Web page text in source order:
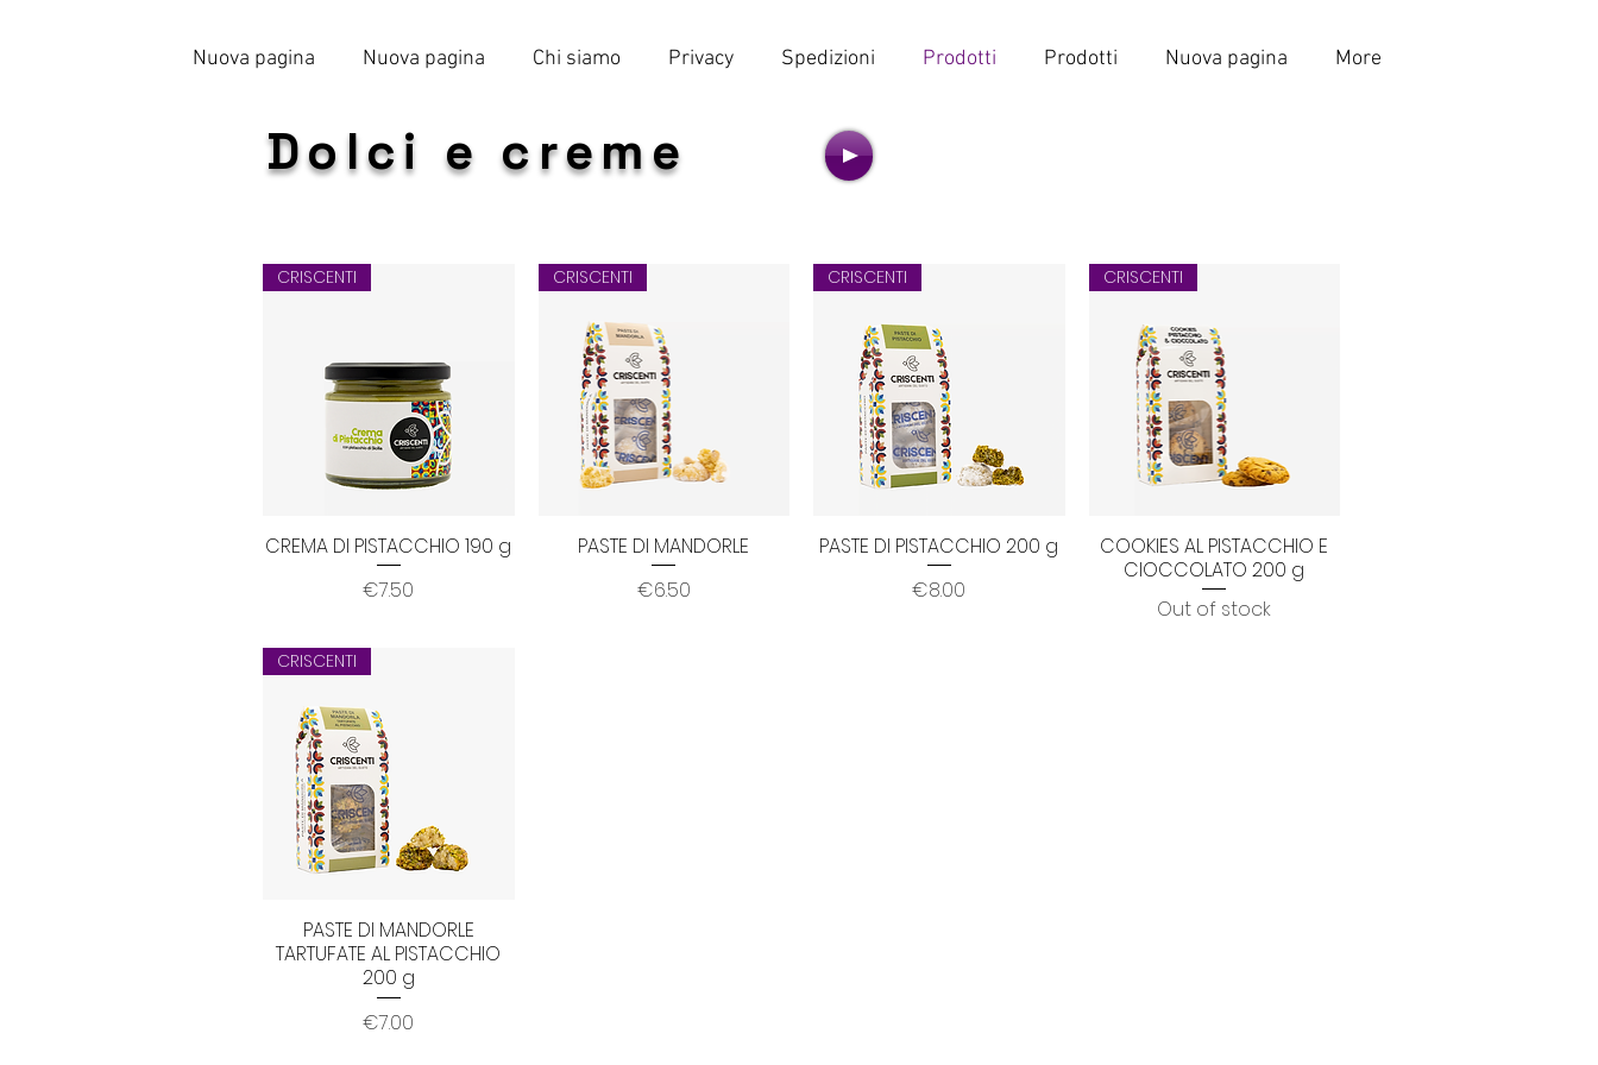
Nuova pagina Nuova pagina Chi siamo Privacy Spedizioni Prodotti Prodotti Nuova pagina More
Dolci e creme
Quick View
CRISCENTI
CREMA DI PISTACCHIO 190 g
Price
€7.50
Quick View
CRISCENTI
PASTE DI MANDORLE
Price
€6.50
Quick View
CRISCENTI
PASTE DI PISTACCHIO 200 g
Price
€8.00
Quick View
CRISCENTI
COOKIES AL PISTACCHIO E
CIOCCOLATO 200 g
Out of stock
Quick View
CRISCENTI
PASTE DI MANDORLE
TARTUFATE AL PISTACCHIO
200 g
Price
€7.00